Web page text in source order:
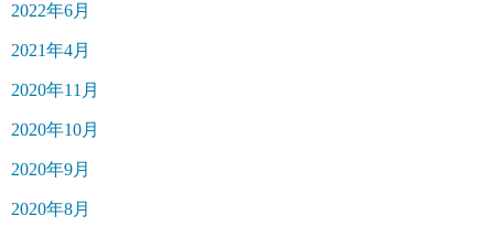
2022年6月
2021年4月
2020年11月
2020年10月
2020年9月
2020年8月